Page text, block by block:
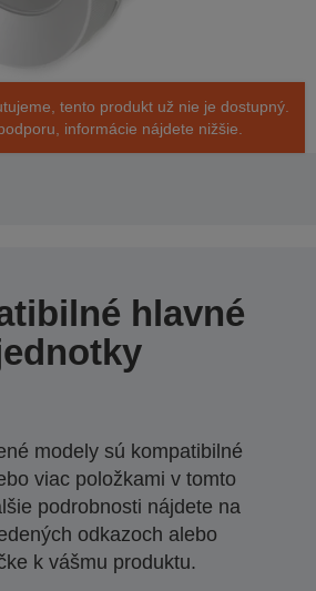
tento produkt už nie je dostupný.
informácie nájdete nižšie.
hlavné
modely sú kompatibilné
viac položkami v tomto
podrobnosti nájdete na
odkazoch alebo
k vášmu produktu.